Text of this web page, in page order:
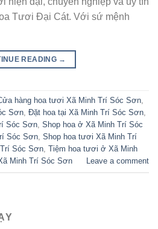
Tươi Đại Cát. Với sứ mệnh
READING →
hàng hoa tươi Xã Minh Trí Sóc Sơn
Sơn Đặt hoa tại Xã Minh Trí Sóc Sơn
Sóc Sơn Shop hoa ở Xã Minh Trí Sóc
Sóc Sơn Shop hoa tươi Xã Minh Trí
Sóc Sơn Tiệm hoa tươi ở Xã Minh
Minh Trí Sóc Sơn Leave a comment